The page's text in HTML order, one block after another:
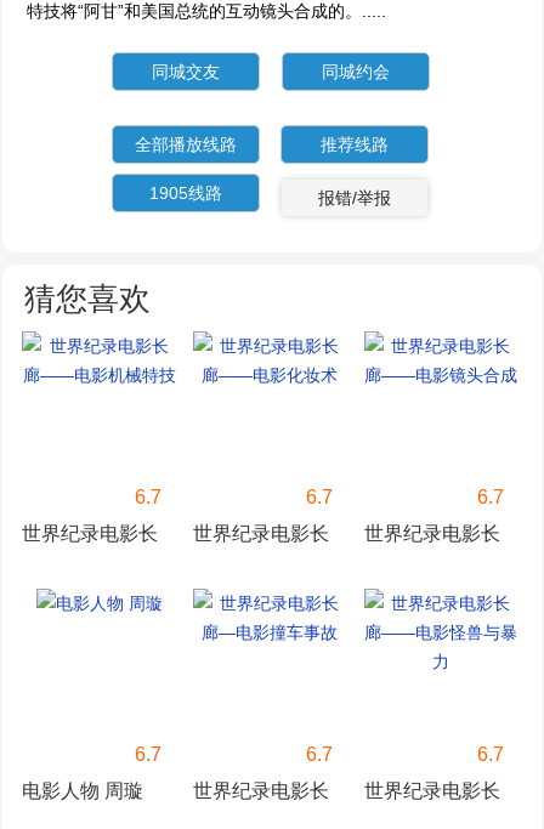
特技将“阿甘”和美国总统的互动镜头合成的。.....
全部播放线路 推荐线路
同城交友 同城约会
1905线路 报错/举报
猜您喜欢
6.7
世界纪录电影长
特技
6.7
世界纪录电影长
术
6.7
世界纪录电影长
合成
6.7
电影人物 周璇
6.7
世界纪录电影长
6.7
世界纪录电影长